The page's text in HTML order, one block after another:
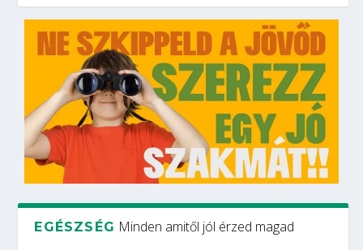
EGÉSZSÉG Minden amitől jól érzed magad